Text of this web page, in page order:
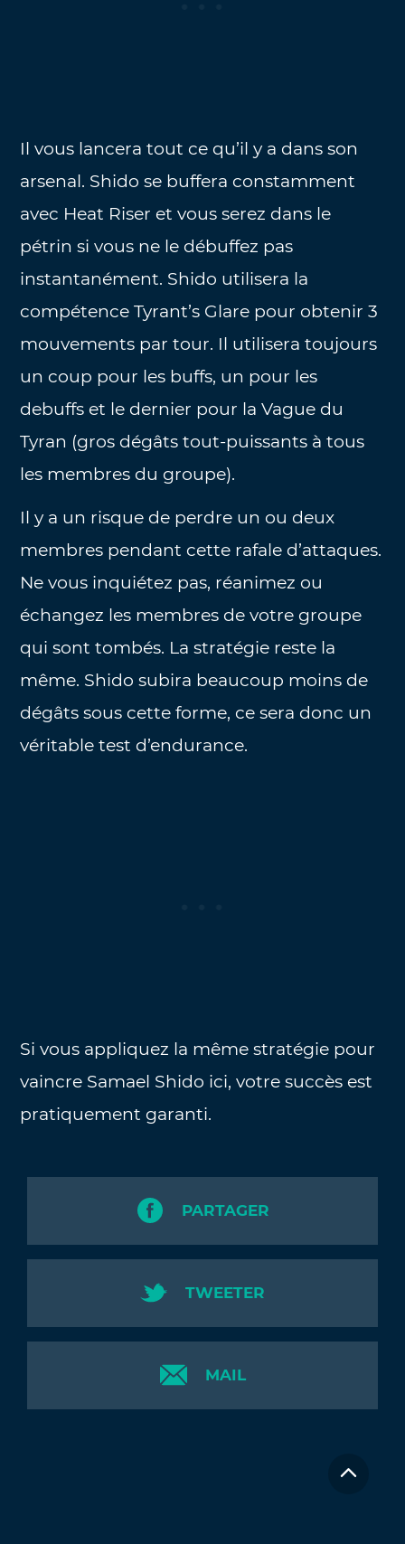
Il vous lancera tout ce qu’il y a dans son
arsenal. Shido se buffera constamment
avec Heat Riser et vous serez dans le
pétrin si vous ne le débuffez pas
instantanément. Shido utilisera la
compétence Tyrant’s Glare pour obtenir 3
mouvements par tour. Il utilisera toujours
un coup pour les buffs, un pour les
debuffs et le dernier pour la Vague du
Tyran (gros dégâts tout-puissants à tous
les membres du groupe).
Il y a un risque de perdre un ou deux
membres pendant cette rafale d’attaques.
Ne vous inquiétez pas, réanimez ou
échangez les membres de votre groupe
qui sont tombés. La stratégie reste la
même. Shido subira beaucoup moins de
dégâts sous cette forme, ce sera donc un
véritable test d’endurance.
Si vous appliquez la même stratégie pour
vaincre Samael Shido ici, votre succès est
pratiquement garanti.
PARTAGER
TWEETER
MAIL